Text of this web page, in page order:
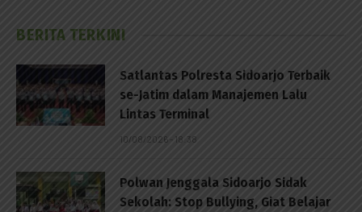
BERITA TERKINI
Satlantas Polresta Sidoarjo Terbaik
se-Jatim dalam Manajemen Lalu
Lintas Terminal
10/08/2026 - 18:38
Polwan Jenggala Sidoarjo Sidak
Sekolah: Stop Bullying, Giat Belajar